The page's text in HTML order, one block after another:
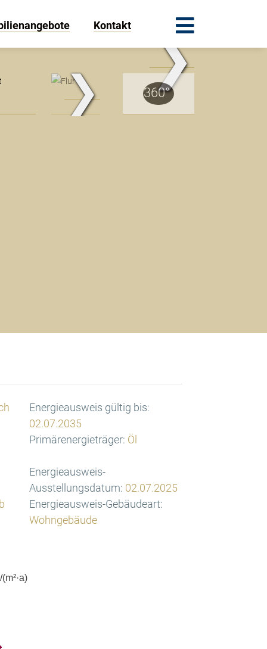
Kontakt
❯
❯
Energieausweis gültig bis:
02.07.2035
Primärenergieträger: Öl
Energieausweis-
Ausstellungsdatum: 02.07.2025
Energieausweis-Gebäudeart:
Wohngebäude